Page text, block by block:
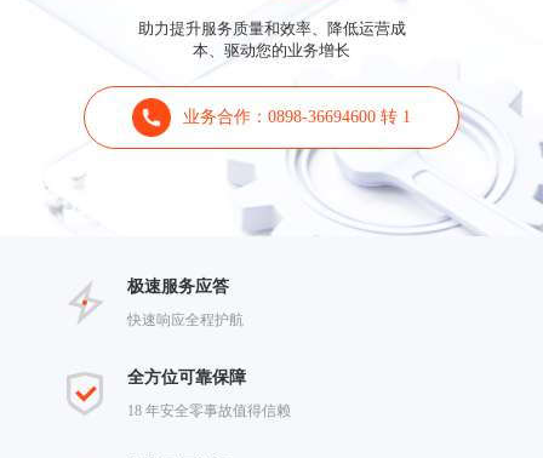
助力提升服务质量和效率、降低运营成
本、驱动您的业务增长
业务合作：0898-36694600 转 1
极速服务应答
快速响应全程护航
全方位可靠保障
18 年安全零事故值得信赖